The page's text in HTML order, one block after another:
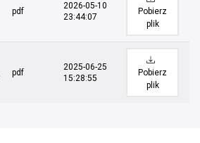
pdf
2026-05-10
23:44:07
Pobierz
plik
pdf
2025-06-25
15:28:55
Pobierz
plik